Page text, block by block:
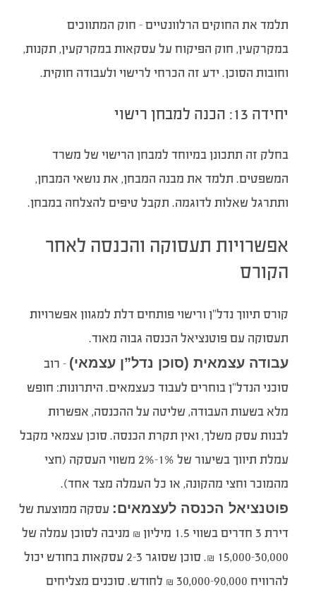
תלמד את החוקים הרלוונטיים – חוק המתווכים
במקרקעין, חוק הפיקוח על עסקאות במקרקעין, תקנות,
וחובות הסוכן. ידע זה הכרחי לרישוי ולעבודה חוקית.
יחידה 13: הכנה למבחן רישוי
בחלק זה תתכונן במיוחד למבחן הרישוי של משרד
המשפטים. תלמד את מבנה המבחן, את נושאי המבחן,
ותתרגל שאלות לדוגמה. תקבל טיפים להצלחה במבחן.
אפשרויות תעסוקה והכנסה לאחר
הקורס
קורס תיווך נדל”ן ורישוי פותחים דלת למגוון אפשרויות
תעסוקה עם פוטנציאל הכנסה גבוה מאוד.
עבודה עצמאית (סוכן נדל”ן עצמאי) – רוב
סוכני הנדל”ן בוחרים לעבוד כעצמאים. היתרונות: חופש
מלא בשעות העבודה, שליטה על ההכנסה, אפשרות
לבנות עסק משלך, ואין תקרת הכנסה. סוכן עצמאי מקבל
עמלת תיווך בשיעור של 1%-2% משווי העסקה (חצי
מהמוכר וחצי מהקונה, או כל העמלה מצד אחד).
פוטנציאל הכנסה לעצמאים: עסקה ממוצעת של
דירת 3 חדרים בשווי 1.5 מיליון ₪ מניבה לסוכן עמלה של
15,000-30,000 ₪. סוכן שסוגר 2-3 עסקאות בחודש יכול
להרוויח 30,000-90,000 ₪ לחודש. סוכנים מצליחים